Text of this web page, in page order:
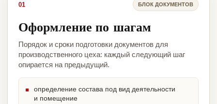
01 БЛОК ДОКУМЕНТОВ
Оформление по шагам
Порядок и сроки подготовки документов для
производственного цеха: каждый следующий шаг
опирается на предыдущий.
определение состава под вид деятельности
и помещение